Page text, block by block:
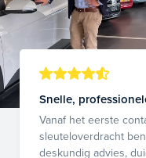
Snelle,
Vanaf het eerste
sleuteloverdracht
deskundig advies,